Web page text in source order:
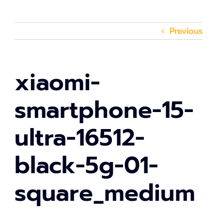
Previous
xiaomi-
smartphone-15-
ultra-16512-
black-5g-01-
square_medium